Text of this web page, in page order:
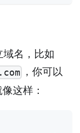
域名，比如
，你可以
这样：